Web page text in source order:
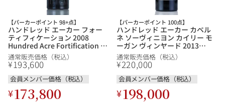
オーパス・ワン
スクリーミング・
イーグル
【パーカーポイント 98+点】
ハンドレッド エーカー フォー
ティフィケーション 2008
Hundred Acre Fortification ア
メリカ カリフォルニア 甘口ワ
イン 赤ワイン
通常販売価格（税込）
¥193,600
会員メンバー価格（税込）
¥173,800
【パーカーポイント 100点】
ハンドレッド エーカー カベル
ネ ソーヴィニヨン カイリー モ
ーガン ヴィンヤード 2013
Hundred Acre Cabernet
Sauvignon Kayli Morgan
Vineyard アメリカ カリフォル
ニア 赤ワイン
通常販売価格（税込）
¥220,000
会員メンバー価格（税込）
¥198,000